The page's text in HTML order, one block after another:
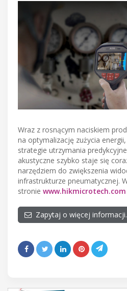
Wraz z rosnącym naciskiem
na optymalizację zużycia
strategie utrzymania
akustyczne szybko staje się
narzędziem do zwiększenia
infrastrukturze pneumatycznej.
stronie www.hikmicrotech.com
Zapytaj o więcej